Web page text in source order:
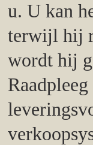
u. U kan
terwijl hij
wordt hij